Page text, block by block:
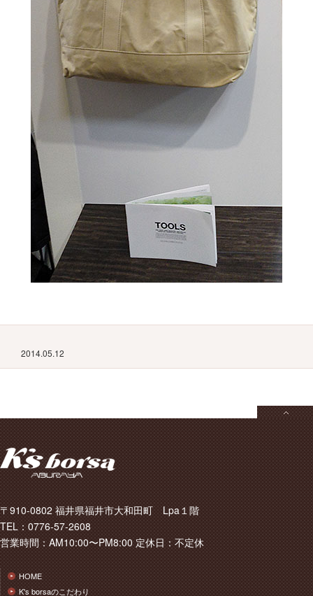
2014.05.12
〒910-0802 福井県福井市大和田町 Lpa１階
TEL：0776-57-2608
営業時間：AM10:00〜PM8:00 定休日：不定休
HOME
K's borsaのこだわり